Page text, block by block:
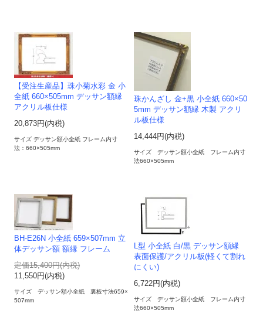
【受注生産品】珠小菊水彩 金 小
全紙 660×505mm デッサン額縁
アクリル板仕様
20,873円(内税)
サイズ デッサン額小全紙 フレーム内寸
法：660×505mm
珠かんざし 金+黒 小全紙 660×50
5mm デッサン額縁 木製 アクリ
ル板仕様
14,444円(内税)
サイズ デッサン額小全紙 フレーム内寸
法660×505mm
BH-E26N 小全紙 659×507mm 立
体デッサン額 額縁 フレーム
定価15,400円(内税)
11,550円(内税)
サイズ デッサン額小全紙 裏板寸法659×
507mm
L型 小全紙 白/黒 デッサン額縁
表面保護/アクリル板(軽くて割れ
にくい)
6,722円(内税)
サイズ デッサン額小全紙 フレーム内寸
法660×505mm